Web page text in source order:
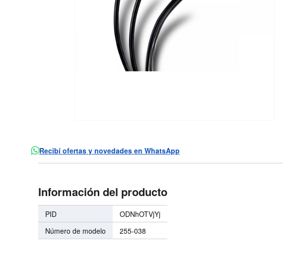
Recibí ofertas y novedades en WhatsApp
Información del producto
PID
ODNhOTVjYj
Número de modelo
255-038